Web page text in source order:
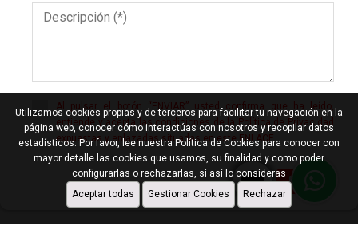
Al pulsar el botón “ENVIAR” usted confirma que ha leído,
entiende y acepta las condiciones de la Política de Privacidad
expuestas y enlazadas situadas en este ENLACE
Enviar
Utilizamos cookies propias y de terceros para facilitar tu navegación en la
página web, conocer cómo interactúas con nosotros y recopilar datos
estadísticos. Por favor, lee nuestra Política de Cookies para conocer con
mayor detalle las cookies que usamos, su finalidad y como poder
configurarlas o rechazarlas, si así lo consideras
Aceptar todas
Gestionar Cookies Rechazar